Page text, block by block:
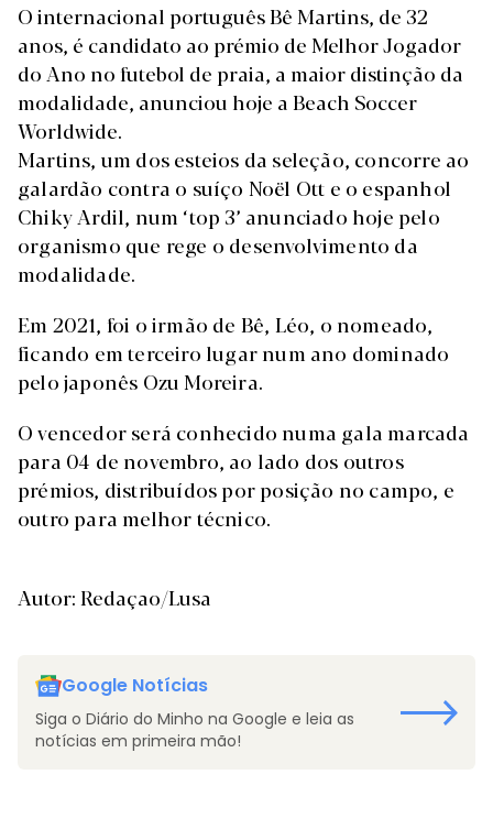
O internacional português Bê Martins, de 32
anos, é candidato ao prémio de Melhor Jogador
do Ano no futebol de praia, a maior distinção da
modalidade, anunciou hoje a Beach Soccer
Worldwide.
Martins, um dos esteios da seleção, concorre ao
galardão contra o suíço Noël Ott e o espanhol
Chiky Ardil, num ‘top 3’ anunciado hoje pelo
organismo que rege o desenvolvimento da
modalidade.
Em 2021, foi o irmão de Bê, Léo, o nomeado,
ficando em terceiro lugar num ano dominado
pelo japonês Ozu Moreira.
O vencedor será conhecido numa gala marcada
para 04 de novembro, ao lado dos outros
prémios, distribuídos por posição no campo, e
outro para melhor técnico.
Autor: Redaçao/Lusa
Google Notícias
Siga o Diário do Minho na Google e leia as
notícias em primeira mão!